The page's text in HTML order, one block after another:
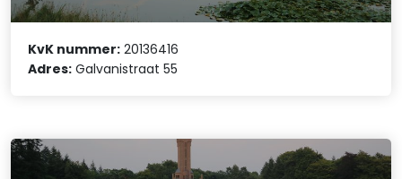
KvK nummer: 20136416
Adres: Galvanistraat 55